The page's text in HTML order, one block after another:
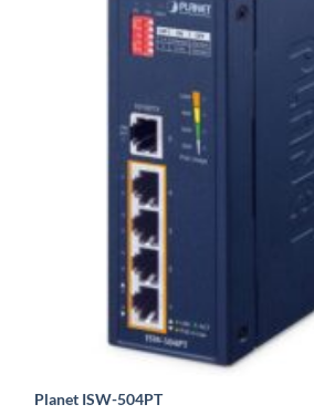
Planet ISW-504PT